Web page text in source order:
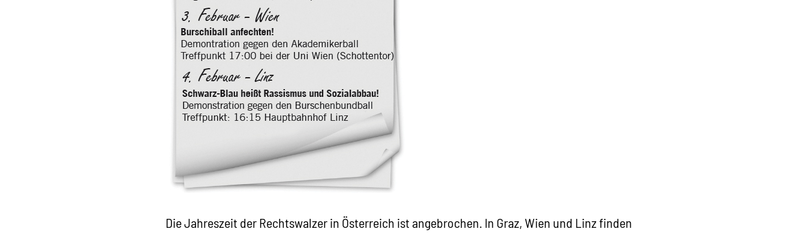
Die Jahreszeit der Rechtswalzer in Österreich ist angebrochen. In Graz, Wien und Linz finden